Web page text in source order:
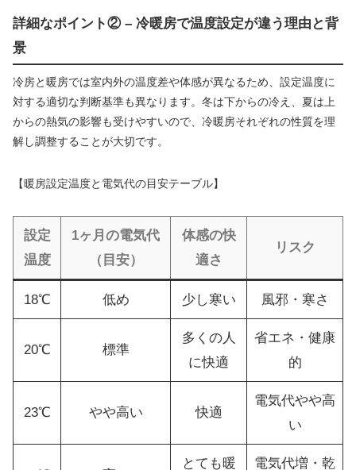
詳細なポイント② – 冷暖房で温度設定が違う理由と背
景
冷房と暖房では室内外の温度差や体感が異なるため、設定温度に
対する適切な判断基準も異なります。冬は下からの冷え、夏は上
からの熱気の影響も受けやすいので、冷暖房それぞれの性質を理
解し調整することが大切です。
【暖房設定温度と電気代の目安テーブル】
設定
温度
1ヶ月の電気代
（目安）
体感の快
適さ
リスク
18℃ 低め 少し寒い 風邪・寒さ
20℃ 標準
多くの人
に快適
省エネ・健康
的
23℃ やや高い 快適
電気代やや高
い
とても暖 電気代増・乾